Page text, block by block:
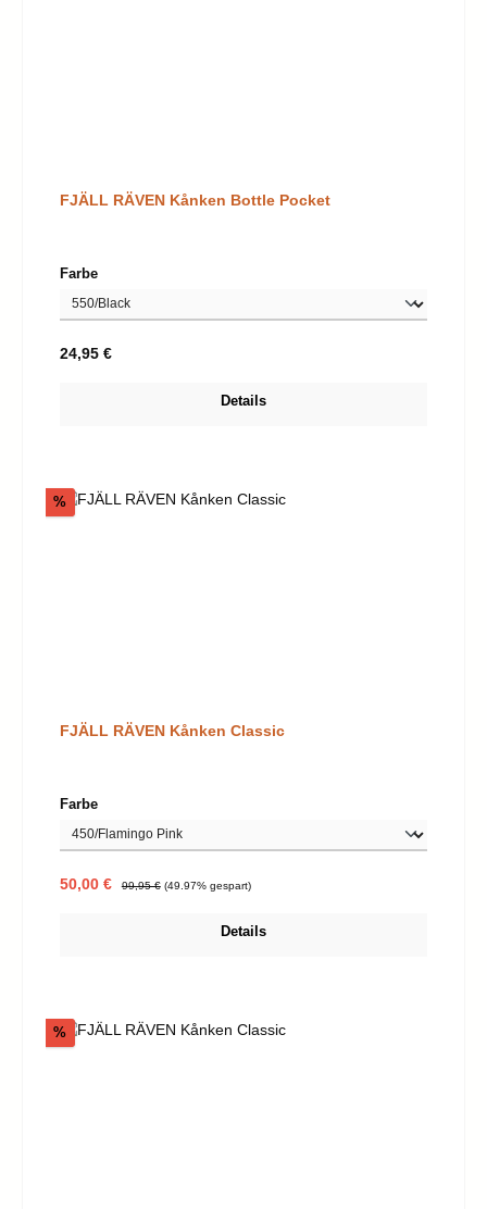
FJÄLL RÄVEN Kånken Bottle Pocket
Farbeauswählen
Regulärer Preis:
24,95 €
Details
%Rabatt
FJÄLL RÄVEN Kånken Classic
Farbeauswählen
Verkaufspreis:
50,00 € Regulärer Preis:
99,95 € (49.97% gespart)
Details
%Rabatt